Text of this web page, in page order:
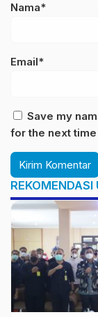
Nama*
Email*
Save my
for the next